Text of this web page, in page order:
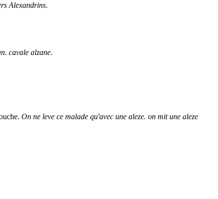
Alexandrins.
cavale alzane.
On ne leve ce malade qu'avec une aleze. on mit une aleze